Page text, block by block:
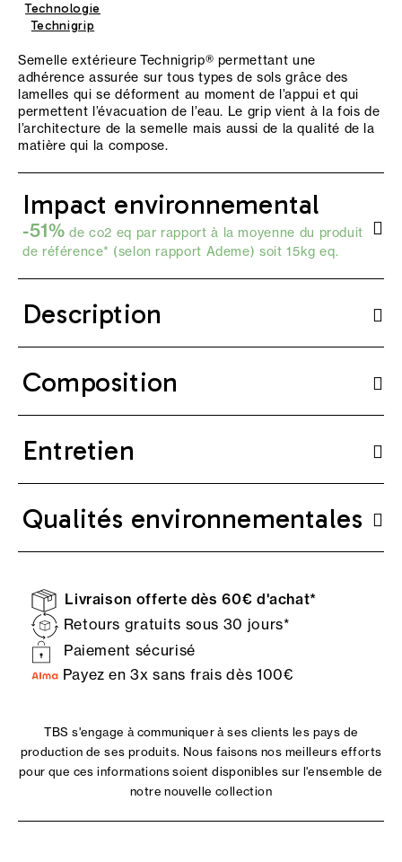
Technologie
Technigrip
Semelle extérieure Technigrip® permettant une
adhérence assurée sur tous types de sols grâce des
lamelles qui se déforment au moment de l’appui et qui
permettent l’évacuation de l’eau. Le grip vient à la fois de
l’architecture de la semelle mais aussi de la qualité de la
matière qui la compose.
Impact environnemental
-51% de co2 eq par rapport à la moyenne du produit
de référence* (selon rapport Ademe) soit 15kg eq.
Description
Composition
Entretien
Qualités environnementales
Livraison offerte dès 60€ d'achat*
Retours gratuits sous 30 jours*
Paiement sécurisé
Payez en 3x sans frais dès 100€
TBS s'engage à communiquer à ses clients les pays de
production de ses produits. Nous faisons nos meilleurs efforts
pour que ces informations soient disponibles sur l'ensemble de
notre nouvelle collection